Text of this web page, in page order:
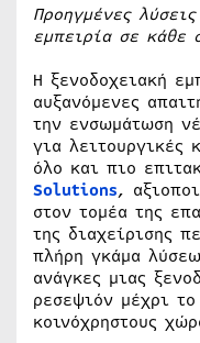
Προηγμένες
εμπειρία σε κάθε
Η ξενοδοχειακή
αυξανόμενες
την ενσωμάτωση
για λειτουργικές
όλο και πιο
Solutions,
στον τομέα της
της διαχείρισης
πλήρη γκάμα
ανάγκες μιας
ρεσεψιόν μέχρι
κοινόχρηστους